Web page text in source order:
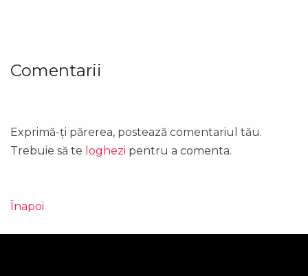
Comentarii
Exprimă-ți părerea, postează comentariul tău.
Trebuie să te loghezi pentru a comenta.
Înapoi